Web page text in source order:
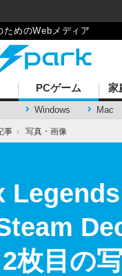
ためのWebメディア
PCゲーム
Windows Mac
家
事 › 写真・画像
枚目の